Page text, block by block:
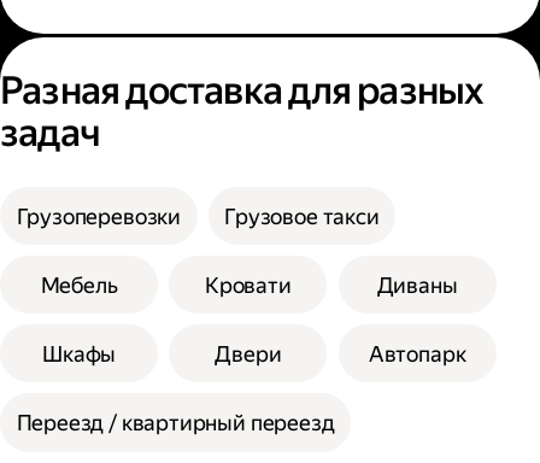
Разная доставка для разных
задач
Грузоперевозки Грузовое такси
Мебель Кровати Диваны
Шкафы Двери Автопарк
Переезд / квартирный переезд